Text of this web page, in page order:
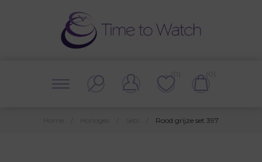
(0) (0)
Rood grijze set 397